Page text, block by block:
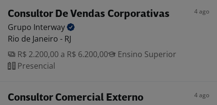
Consultor De Vendas Corporativas 4 ago
Grupo Interway
Rio de Janeiro - RJ
R$ 2.200,00 a R$ 6.200,00
Ensino Superior
Presencial
Consultor Comercial Externo 4 ago